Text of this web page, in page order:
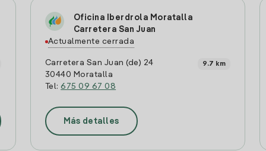
Oficina Iberdrola Moratalla
Carretera San Juan
Actualmente cerrada
Carretera San Juan (de) 24
30440 Moratalla
Tel:675 09 67 08
9.7 km
Más detalles